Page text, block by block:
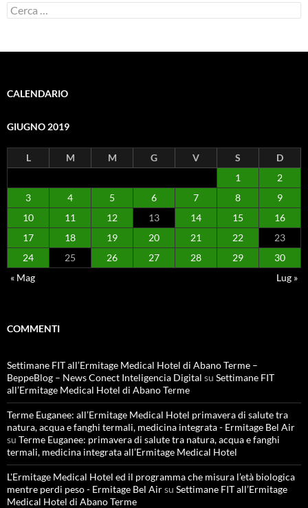
Ricerca
per:
CALENDARIO
GIUGNO 2019
L M M G V S
D
1
2
3
4 5 6 7 8
9
10
11 12 13 14 15
16
17
18 19 20 21 22
23
24
25 26 27 28 29
30
« Mag
Lug »
COMMENTI
Settimane FIT all’Ermitage Medical Hotel di Abano Terme –
BeppeBlog – News Conect Inteligencia Digital su Settimane FIT
all’Ermitage Medical Hotel di Abano Terme
Terme Euganee: all’Ermitage Medical Hotel primavera di salute tra
natura, acqua e fanghi termali, medicina integrata - Ermitage Bel Air
su Terme Euganee: primavera di salute tra natura, acqua e fanghi
termali, medicina integrata all’Ermitage Medical Hotel
L'Ermitage Medical Hotel ed il programma che misura l’età biologica
mentre perdi peso - Ermitage Bel Airsu Settimane FIT all’Ermitage
Medical Hotel di Abano Terme